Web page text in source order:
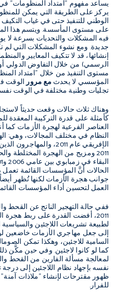
يساعد مفهوم "امتداد المنظومات"
يركز على الطريقة التي يمكن
الوطني للتنفيذ حتى في غياب
على مستوى المأسسة. ويتسم هذا
فيه المشكلات والتحديات بسرعة لا
جديدة. ومع نشوء المشكلات التي
إنشائها، قد لا تتكيف المعايير
الرسمي) من خلال التفاوض
مستوى التنفيذ من خلال "امتداد
المؤسسي لا يحدث مع مرورالوقت
تجليات وطنية مختلفة في الوقت
وهناك ثلاث حالات وقعت حديثاً
كأمثلة على قدرة التركيبة المعقدة
العناصر الفرعية لهجرة الأزمات كما
النظام في مختلف المجالات، وهي:
الإفريقي عام 2011،
2011 ومزيج من الهجرة المختلطة
الحالات أنَّ المؤسسات القائمة
جوانب هجرة الأزمات لكنها تُظهر
العمل لتحسين أداء المؤسسات
ففي حالة التهجير الناتج عن القحط
2011، أفضت القدرة على ربط هجرة
لطبيعة تشريعات اللاجئين والسياسية
إلى جعل مهاجري الأزمات خاضعين
السامية للاجئين، وهكذا تمكن
كما لو كانوا لاجئين. وفي حين مكَّن
لمعالجة مسألة الفارين من القحط
نفسه بإجهاد نظام اللاجئين إلى
ظهور مقترحات لإنشاء "ملاذات
للفرار.